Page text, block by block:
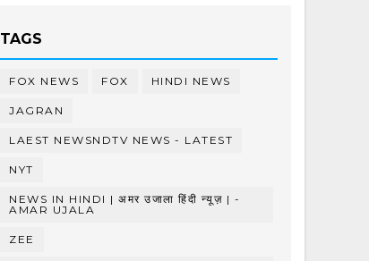
TAGS
FOX NEWS FOX HINDI NEWS
JAGRAN
LAEST NEWSNDTV NEWS - LATEST
NYT
NEWS IN HINDI | अमर उजाला हिंदी न्यूज़ | -
AMAR UJALA
ZEE